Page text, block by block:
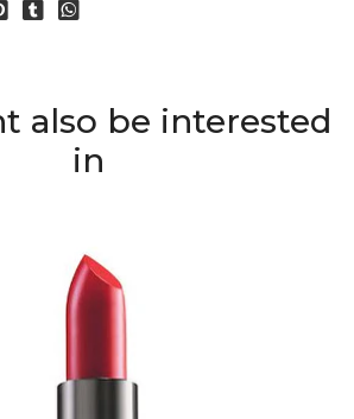
also be interested
in